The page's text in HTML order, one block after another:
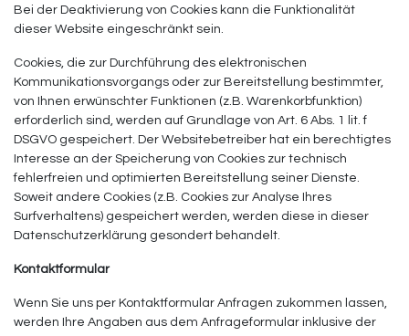
Bei der Deaktivierung von Cookies kann die Funktionalität
dieser Website eingeschränkt sein.
Cookies, die zur Durchführung des elektronischen
Kommunikationsvorgangs oder zur Bereitstellung bestimmter,
von Ihnen erwünschter Funktionen (z.B. Warenkorbfunktion)
erforderlich sind, werden auf Grundlage von Art. 6 Abs. 1 lit. f
DSGVO gespeichert. Der Websitebetreiber hat ein berechtigtes
Interesse an der Speicherung von Cookies zur technisch
fehlerfreien und optimierten Bereitstellung seiner Dienste.
Soweit andere Cookies (z.B. Cookies zur Analyse Ihres
Surfverhaltens) gespeichert werden, werden diese in dieser
Datenschutzerklärung gesondert behandelt.
Kontaktformular
Wenn Sie uns per Kontaktformular Anfragen zukommen lassen,
werden Ihre Angaben aus dem Anfrageformular inklusive der